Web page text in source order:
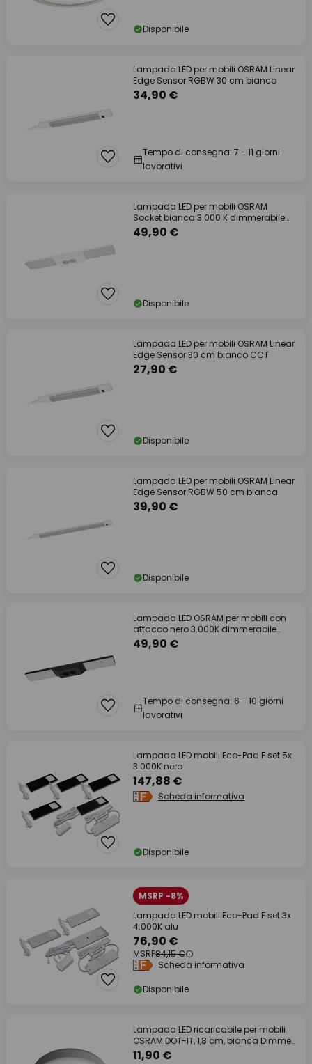
Disponibile
Lampada LED per mobili OSRAM Linear
Edge Sensor RGBW 30 cm bianco
34,90 €
Tempo di consegna: 7 - 11 giorni
lavorativi
Lampada LED per mobili OSRAM
Socket bianca 3.000 K dimmerabile
Prese
49,90 €
Disponibile
Lampada LED per mobili OSRAM Linear
Edge Sensor 30 cm bianco CCT
27,90 €
Disponibile
Lampada LED per mobili OSRAM Linear
Edge Sensor RGBW 50 cm bianca
39,90 €
Disponibile
Lampada LED OSRAM per mobili con
attacco nero 3.000K dimmerabile
Prese
49,90 €
Tempo di consegna: 6 - 10 giorni
lavorativi
Lampada LED mobili Eco-Pad F set 5x
3.000K nero
147,88 €
Scheda informativa
Disponibile
MSRP -8%
Lampada LED mobili Eco-Pad F set 3x
4.000K alu
76,90 €
MSRP84,15 €
Scheda informativa
Disponibile
Lampada LED ricaricabile per mobili
OSRAM DOT-IT, 1,8 cm, bianca Dimmer
touch
11,90 €